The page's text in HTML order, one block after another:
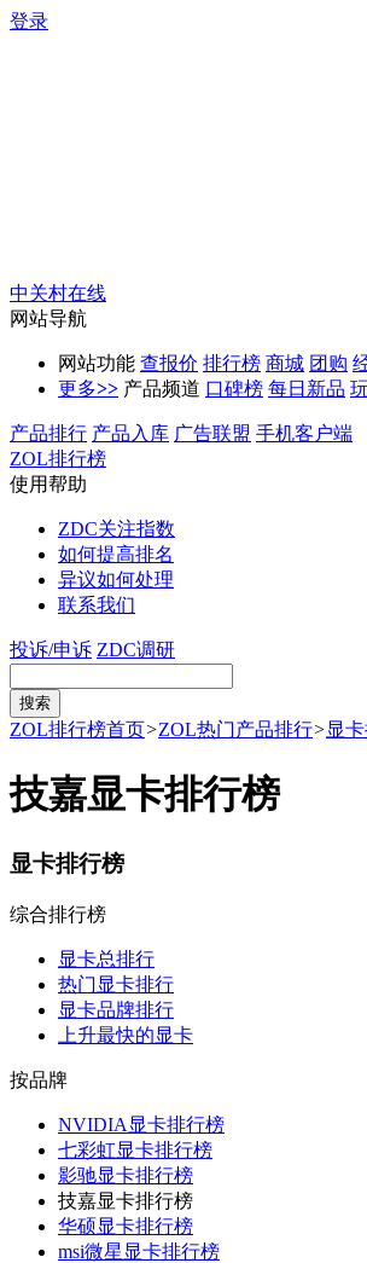
登录
中关村在线
网站导航
网站功能 查报价 排行榜 商城 团购
更多>> 产品频道 口碑榜 每日新品
产品排行 产品入库 广告联盟 手机客户端
ZOL排行榜
使用帮助
ZDC关注指数
如何提高排名
异议如何处理
联系我们
投诉/申诉 ZDC调研
ZOL排行榜首页>ZOL热门产品排行>显
技嘉显卡排行榜
显卡排行榜
综合排行榜
显卡总排行
热门显卡排行
显卡品牌排行
上升最快的显卡
按品牌
NVIDIA显卡排行榜
七彩虹显卡排行榜
影驰显卡排行榜
技嘉显卡排行榜
华硕显卡排行榜
msi微星显卡排行榜